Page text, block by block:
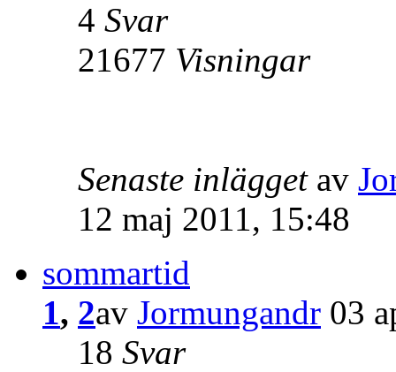
4 Svar
21677 Visningar
Senaste inlägget av
12 maj 2011, 15:48
sommartid
1, 2av Jormungandr 03
18 Svar